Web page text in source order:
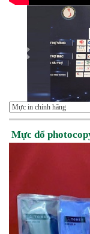
Previous
Mực đổ